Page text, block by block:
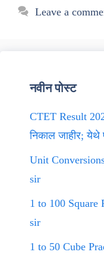
Leave a
नवीन पोस्ट
CTET Result
निकाल जाहीर; येथे
Unit
sir
1 to 100 Square
sir
1 to 50 Cube